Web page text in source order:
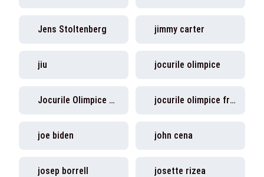
Jens Stoltenberg jimmy carter
jiu jocurile olimpice
Jocurile Olimpice de Iarnă jocurile olimpice franta
joe biden john cena
josep borrell josette rizea